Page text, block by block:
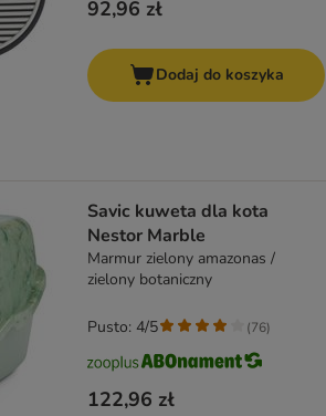
92,96 zł
Dodaj do koszyka
Savic kuweta dla kota
Nestor Marble
Marmur zielony amazonas /
zielony botaniczny
122,96 zł
Pusto: 4/5 (76)